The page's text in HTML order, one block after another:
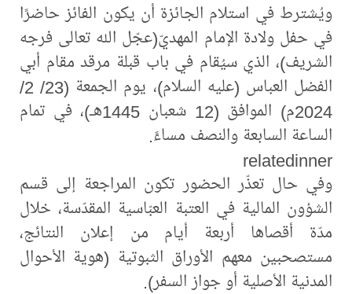
ويُشترط في استلام الجائزة أن يكون الفائز حاضرًا
في حفل ولادة الإمام المهديّ(عجّل الله تعالى فرجه
الشريف)، الذي سيُقام في باب قبلة مرقد مقام أبي
الفضل العباس (عليه السلام)، يوم الجمعة (23/ 2/
2024م) الموافق (12 شعبان 1445هـ)، في تمام
الساعة السابعة والنصف مساءً.
relatedinner
وفي حال تعذّر الحضور تكون المراجعة إلى قسم
الشؤون المالية في العتبة العبّاسية المقدّسة، خلال
مدّة أقصاها أربعة أيام من إعلان النتائج،
مستصحبين معهم الأوراق الثبوتية (هوية الأحوال
المدنية الأصلية أو جواز السفر).